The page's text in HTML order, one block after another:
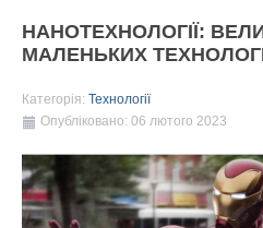
НАНОТЕХНОЛОГІЇ:
МАЛЕНЬКИХ
Категорія: Технології
Опубліковано: 06 лютого 2023